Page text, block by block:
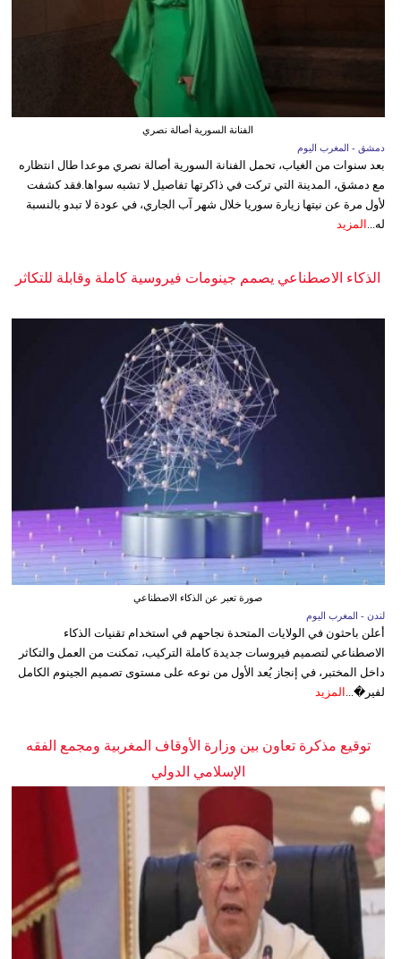
الفنانة السورية أصالة نصري
دمشق - المغرب اليوم
بعد سنوات من الغياب، تحمل الفنانة السورية أصالة نصري موعدا طال انتظاره
مع دمشق، المدينة التي تركت في ذاكرتها تفاصيل لا تشبه سواها.فقد كشفت
لأول مرة عن نيتها زيارة سوريا خلال شهر آب الجاري، في عودة لا تبدو بالنسبة
له... المزيد
الذكاء الاصطناعي يصمم جينومات فيروسية كاملة وقابلة للتكاثر
صورة تعبر عن الذكاء الاصطناعي
لندن - المغرب اليوم
أعلن باحثون في الولايات المتحدة نجاحهم في استخدام تقنيات الذكاء
الاصطناعي لتصميم فيروسات جديدة كاملة التركيب، تمكنت من العمل والتكاثر
داخل المختبر، في إنجاز يُعد الأول من نوعه على مستوى تصميم الجينوم الكامل
لفير�...
المزيد
توقيع مذكرة تعاون بين وزارة الأوقاف المغربية ومجمع الفقه
الإسلامي الدولي